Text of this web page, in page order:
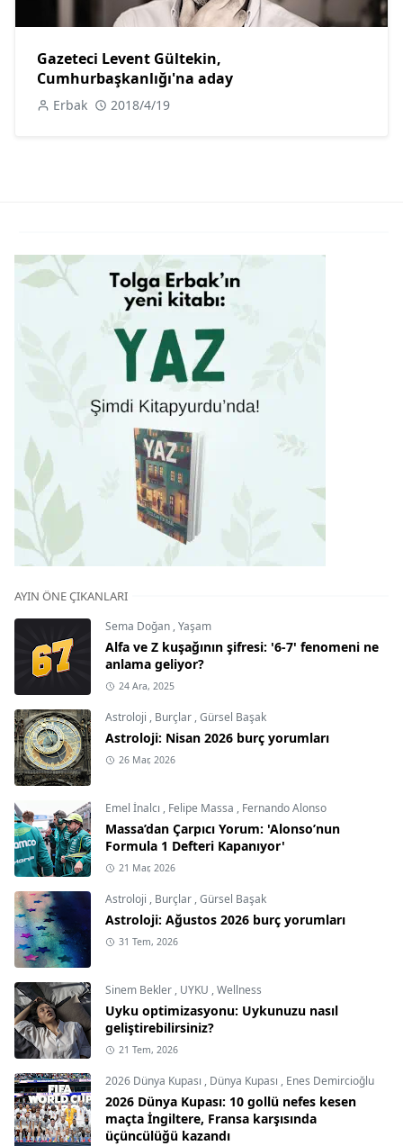
Gazeteci Levent Gültekin,
Cumhurbaşkanlığı'na aday
Erbak 2018/4/19
AYIN ÖNE ÇIKANLARI
Sema Doğan ,Yaşam
Alfa ve Z kuşağının şifresi: '6-7' fenomeni ne
anlama geliyor?
24 Ara, 2025
Astroloji , Burçlar ,Gürsel Başak
Astroloji: Nisan 2026 burç yorumları
26 Mar, 2026
Emel İnalcı , Felipe Massa , Fernando Alonso
Massa’dan Çarpıcı Yorum: 'Alonso’nun
Formula 1 Defteri Kapanıyor'
21 Mar, 2026
Astroloji , Burçlar ,Gürsel Başak
Astroloji: Ağustos 2026 burç yorumları
31 Tem, 2026
Sinem Bekler , UYKU ,Wellness
Uyku optimizasyonu: Uykunuzu nasıl
geliştirebilirsiniz?
21 Tem, 2026
2026 Dünya Kupası , Dünya Kupası , Enes Demircioğlu
2026 Dünya Kupası: 10 gollü nefes kesen
maçta İngiltere, Fransa karşısında
üçüncülüğü kazandı